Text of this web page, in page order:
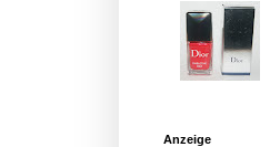
Anzeige